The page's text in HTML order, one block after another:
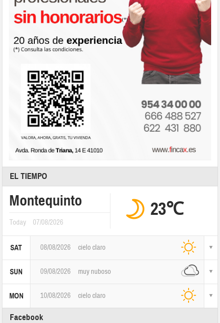
EL TIEMPO
Montequinto
Today 07/08/2026
23℃
SAT 08/08/2026 cielo claro
SUN 09/08/2026 muy nuboso
MON 10/08/2026 cielo claro
Facebook